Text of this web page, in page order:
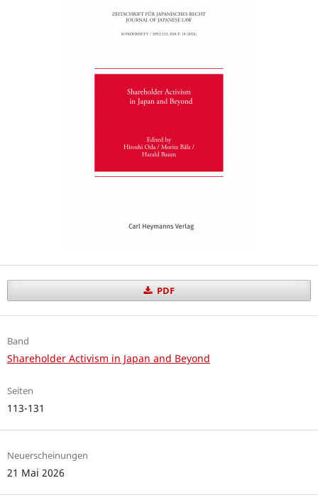
PDF
Band
Shareholder Activism in Japan and Beyond
Seiten
113-131
Neuerscheinungen
21 Mai 2026